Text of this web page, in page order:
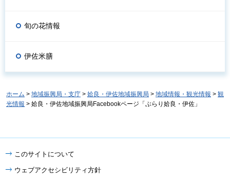
旬の花情報
伊佐米膳
ホーム > 地域振興局・支庁 > 姶良・伊佐地域振興局 > 地域情報・観光情報 > 観
光情報 > 姶良・伊佐地域振興局Facebookページ「ぶらり姶良・伊佐」
このサイトについて
ウェブアクセシビリティ方針